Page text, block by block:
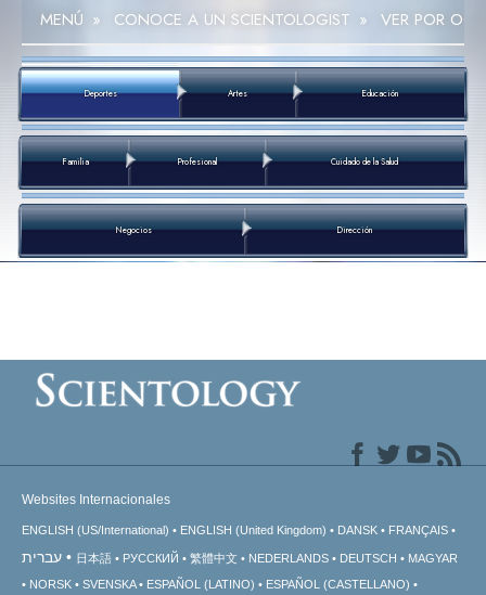
MENÚ » CONOCE A UN SCIENTOLOGIST » VER POR
Deportes Artes Educación
Familia Profesional Cuidado de la Salud
Negocios Dirección
Websites Internacionales
ENGLISH (US/International) ENGLISH (United Kingdom) DANSK FRANÇAIS
עברית 日本語 РУССКИЙ 繁體中文 NEDERLANDS DEUTSCH
MAGYAR
NORSK
SVENSKA ESPAÑOL (LATINO)
ESPAÑOL (CASTELLANO)